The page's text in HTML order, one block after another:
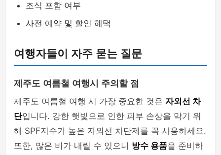
조식 포함 여부
사전 예약 및 할인 혜택
여행자들이 자주 묻는 질문
제주도 여름철 여행시 주의할 점
제주도 여름철 여행 시 가장 중요한 것은 자외선 차
단입니다. 강한 햇빛으로 인한 피부 손상을 막기 위
해 SPF지수가 높은 자외선 차단제를 꼭 사용하세요.
또한, 많은 비가 내릴 수 있으니 방수 용품을 준비하